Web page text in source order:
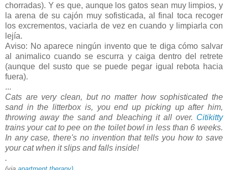
chorradas). Y es que, aunque los gatos sean muy limpios, y
la arena de su cajón muy sofisticada, al final toca recoger
los excrementos, vaciarla de vez en cuando y limpiarla con
lejía.
Aviso: No aparece ningún invento que te diga cómo salvar
al animalico cuando se escurra y caiga dentro del retrete
(aunque del susto que se puede pegar igual rebota hacia
fuera).
...
Cats are very clean, but no matter how sophisticated the
sand in the litterbox is, you end up picking up after him,
throwing away the sand and bleaching it all over. Citikitty
trains your cat to pee on the toilet bowl in less than 6 weeks.
In any case, there's no invention that tells you how to save
your cat when it slips and falls inside!
.